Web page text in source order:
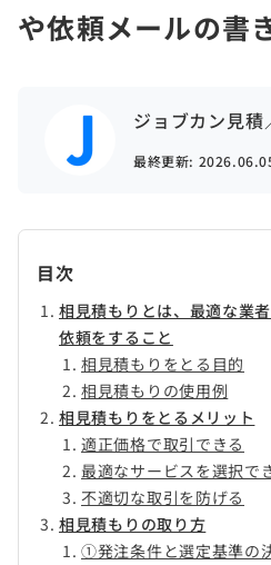
や依頼メールの書
ジョブカン見
最終更新:
目次
相見積もりとは、最適な業
依頼をすること
相見積もりをとる目的
相見積もりの使用例
相見積もりをとるメリット
適正価格で取引できる
最適なサービスを選択で
不適切な取引を防げる
相見積もりの取り方
①発注条件と選定基準の